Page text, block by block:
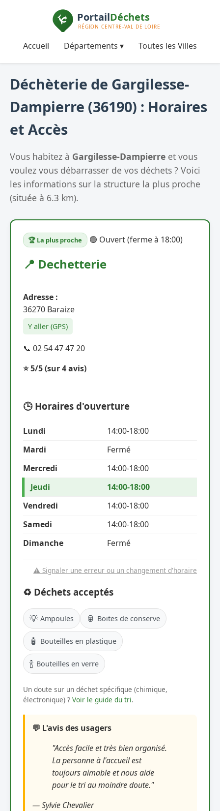
Accueil Départements ▾ Toutes les Villes
Déchèterie de Gargilesse-
Dampierre (36190) : Horaires
et Accès
Vous habitez à Gargilesse-Dampierre et vous
voulez vous débarrasser de vos déchets ? Voici
les informations sur la structure la plus proche
(située à 6.3 km).
🏆 La plus proche 🟢 Ouvert (ferme à 18:00)
📍 Dechetterie
Adresse :
36270 Baraize
Y aller (GPS)
📞 02 54 47 47 20
⭐ 5/5(sur 4 avis)
🕒 Horaires d'ouverture
Lundi
14:00-18:00
Mardi
Fermé
Mercredi
14:00-18:00
Jeudi
14:00-18:00
Vendredi
14:00-18:00
Samedi
14:00-18:00
Dimanche
Fermé
⚠️ Signaler une erreur ou un changement d'horaire
♻️ Déchets acceptés
💡 Ampoules 🥫 Boites de conserve
🧴 Bouteilles en plastique
🍾 Bouteilles en verre
Un doute sur un déchet spécifique (chimique,
électronique) ? Voir le guide du tri.
💬 L'avis des usagers
"Accès facile et très bien organisé.
La personne à l'accueil est
toujours aimable et nous aide
pour le tri au moindre doute."
— Sylvie Chevalier